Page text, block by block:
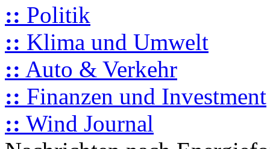
:: Politik
:: Klima und Umwelt
:: Auto & Verkehr
:: Finanzen und Investment
:: Wind Journal